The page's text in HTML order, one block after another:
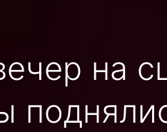
на